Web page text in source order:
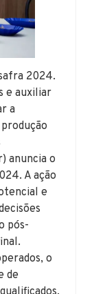
2024.
e auxiliar
a
anuncia o
A ação
e
pós-
o
de